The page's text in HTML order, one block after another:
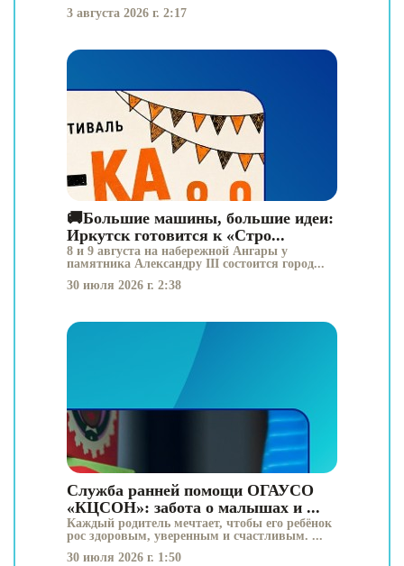
3 августа 2026 г. 2:17
🚚Большие машины, большие идеи:
Иркутск готовится к «Стро...
8 и 9 августа на набережной Ангары у
памятника Александру III состоится город...
30 июля 2026 г. 2:38
Служба ранней помощи ОГАУСО
«КЦСОН»: забота о малышах и ...
Каждый родитель мечтает, чтобы его ребёнок
рос здоровым, уверенным и счастливым. ...
30 июля 2026 г. 1:50